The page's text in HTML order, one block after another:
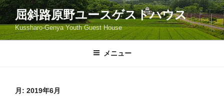
コ
ン
テ
ン
屈斜路原野ユースゲストハウス
Kussharo-Genya Youth Guest House
メニュー
月: 2019年6月